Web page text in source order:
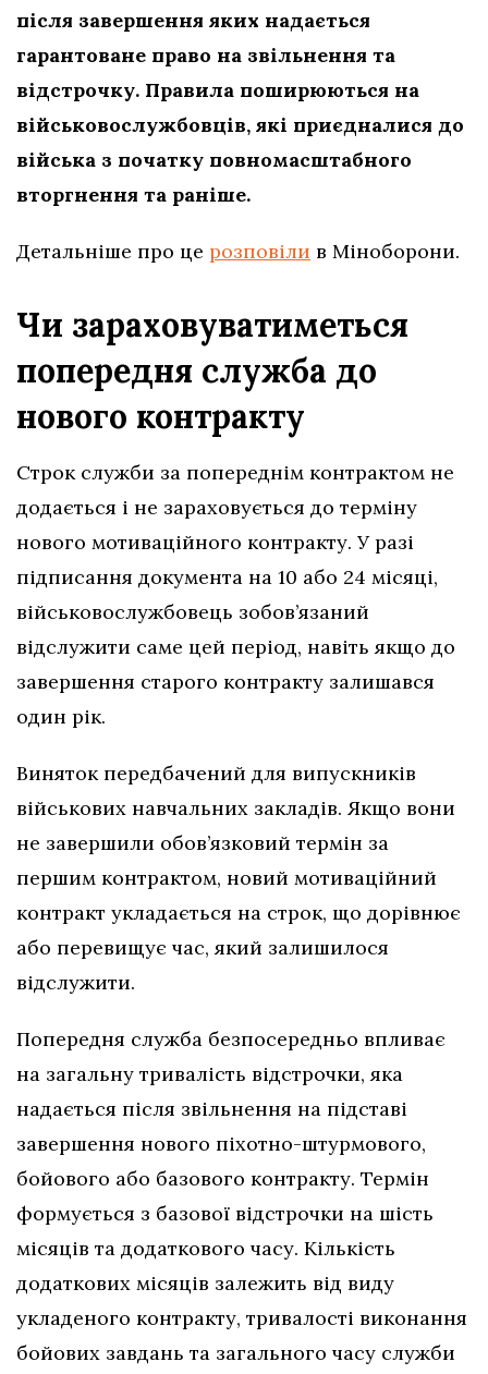
після завершення яких надається
гарантоване право на звільнення та
відстрочку. Правила поширюються на
військовослужбовців, які приєдналися до
війська з початку повномасштабного
вторгнення та раніше.
Детальніше про це розповіли в Міноборони.
Чи зараховуватиметься
попередня служба до
нового контракту
Строк служби за попереднім контрактом не
додається і не зараховується до терміну
нового мотиваційного контракту. У разі
підписання документа на 10 або 24 місяці,
військовослужбовець зобов’язаний
відслужити саме цей період, навіть якщо до
завершення старого контракту залишався
один рік.
Виняток передбачений для випускників
військових навчальних закладів. Якщо вони
не завершили обов’язковий термін за
першим контрактом, новий мотиваційний
контракт укладається на строк, що дорівнює
або перевищує час, який залишилося
відслужити.
Попередня служба безпосередньо впливає
на загальну тривалість відстрочки, яка
надається після звільнення на підставі
завершення нового піхотно-штурмового,
бойового або базового контракту. Термін
формується з базової відстрочки на шість
місяців та додаткового часу. Кількість
додаткових місяців залежить від виду
укладеного контракту, тривалості виконання
бойових завдань та загального часу служби